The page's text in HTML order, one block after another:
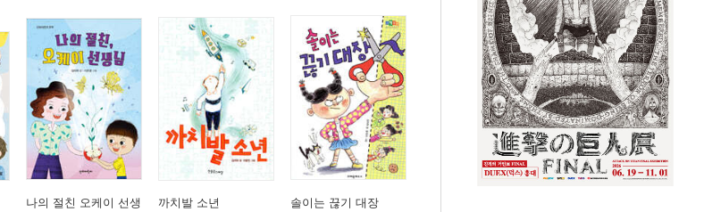
나의 절친 오케이 선생
까치발 소년 솔이는 끊기 대장